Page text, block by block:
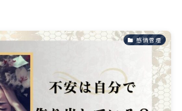
感情管理